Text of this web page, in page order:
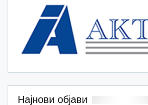
Најнови објави